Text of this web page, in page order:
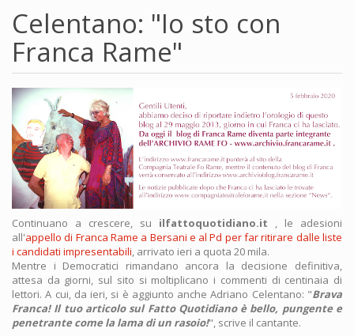
Celentano: "Io sto con
Franca Rame"
Continuano a crescere, su ilfattoquotidiano.it , le adesioni
all'appello di Franca Rame a Bersani e al Pd per far ritirare dalle liste
i candidati impresentabili, arrivato ieri a quota 20 mila.
Mentre i Democratici rimandano ancora la decisione definitiva,
attesa da giorni, sul sito si moltiplicano i commenti di centinaia di
lettori. A cui, da ieri, si è aggiunto anche Adriano Celentano: "Brava
Franca! Il tuo articolo sul Fatto Quotidiano è bello, pungente e
penetrante come la lama di un rasoio!", scrive il cantante.